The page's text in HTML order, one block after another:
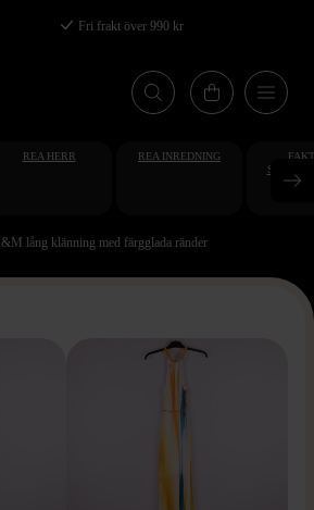
Fri frakt över 990 kr
REA HERR REA INREDNING
lång klänning med färgglada ränder